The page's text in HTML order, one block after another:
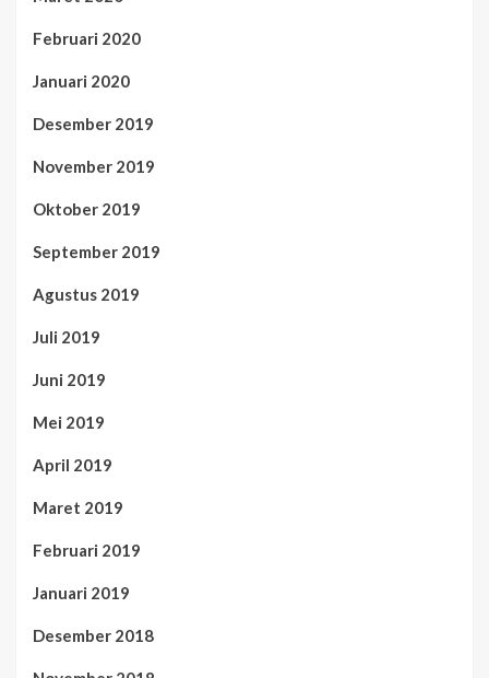
Februari 2020
Januari 2020
Desember 2019
November 2019
Oktober 2019
September 2019
Agustus 2019
Juli 2019
Juni 2019
Mei 2019
April 2019
Maret 2019
Februari 2019
Januari 2019
Desember 2018